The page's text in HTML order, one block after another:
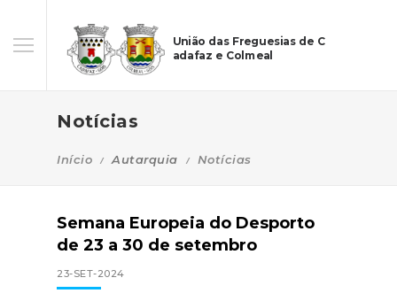
União das Freguesias de C
adafaz e Colmeal
Notícias
Início Autarquia Notícias
Semana Europeia do Desporto
de 23 a 30 de setembro
23-SET-2024